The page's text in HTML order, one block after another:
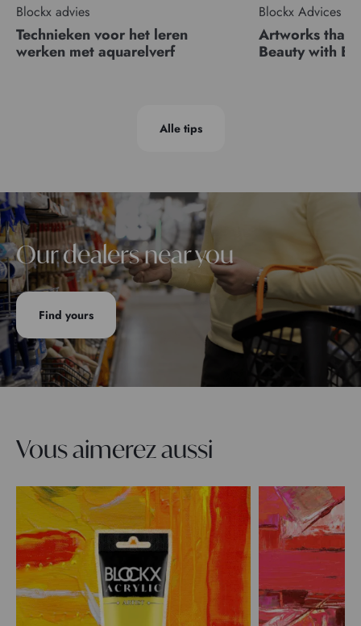
Blockx advies
Technieken voor het leren
werken met aquarelverf
Blockx Advices
Artworks that
Beauty with
Alle tips
Our dealers near you
Find yours
Vous aimerez aussi